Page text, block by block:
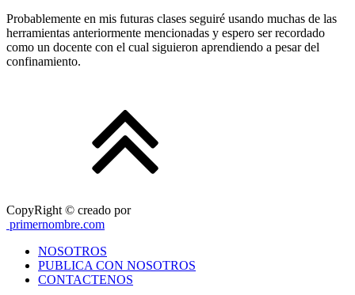
Probablemente en mis futuras clases seguiré usando muchas de las
herramientas anteriormente mencionadas y espero ser recordado
como un docente con el cual siguieron aprendiendo a pesar del
confinamiento.
CopyRight © creado por
primernombre.com
NOSOTROS
PUBLICA CON NOSOTROS
CONTACTENOS